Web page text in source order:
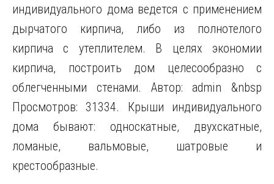
индивидуального дома ведется с применением
дырчатого кирпича, либо из полнотелого
кирпича с утеплителем. В целях экономии
кирпича, построить дом целесообразно с
облегченными стенами. Автор: admin &nbsp
Просмотров: 31334. Крыши индивидуального
дома бывают: односкатные, двухскатные,
ломаные, вальмовые, шатровые и
крестообразные.